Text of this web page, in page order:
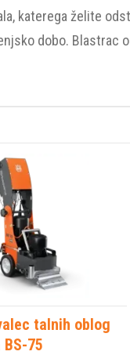
katerega želite
dobo. Blastrac
talnih oblog
BS-75